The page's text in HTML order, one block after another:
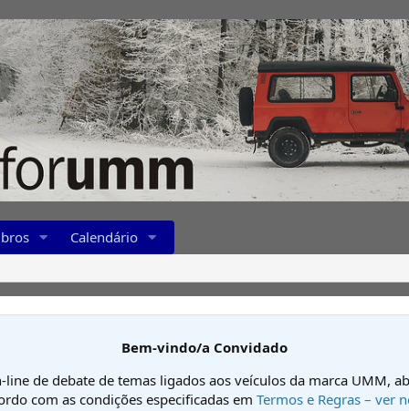
Calendário
Bem-vindo/a Convidado
de debate de temas ligados aos veículos da marca UMM,
com as condições especificadas em Termos e Regras – ver